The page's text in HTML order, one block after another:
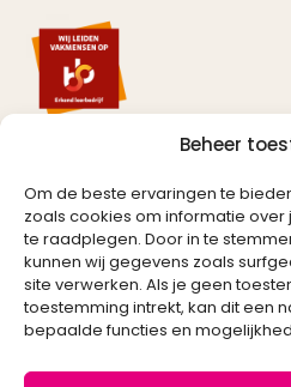
Beheer
Om de beste ervaringen te
zoals cookies om informatie
te raadplegen. Door in te
kunnen wij gegevens zoals
site verwerken. Als je geen
toestemming intrekt, kan dit een
bepaalde functies en
Created by